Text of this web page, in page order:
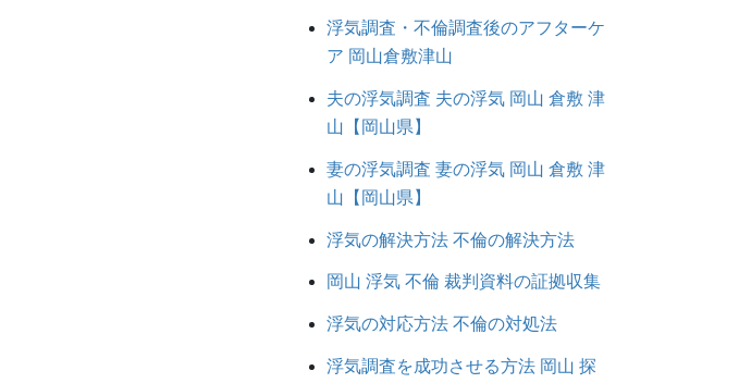
浮気調査・不倫調査後のアフターケ
ア 岡山倉敷津山
夫の浮気調査 夫の浮気 岡山 倉敷 津
山【岡山県】
妻の浮気調査 妻の浮気 岡山 倉敷 津
山【岡山県】
浮気の解決方法 不倫の解決方法
岡山 浮気 不倫 裁判資料の証拠収集
浮気の対応方法 不倫の対処法
浮気調査を成功させる方法 岡山 探